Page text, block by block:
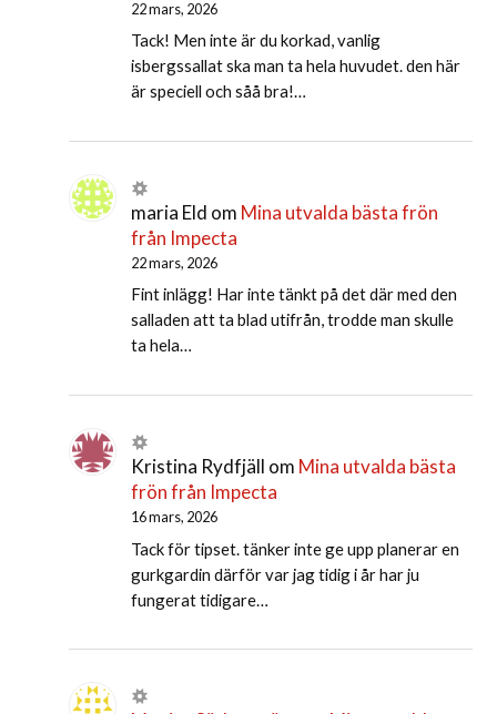
22 mars, 2026
Tack! Men inte är du korkad, vanlig
isbergssallat ska man ta hela huvudet. den här
är speciell och såå bra!…
maria Eld om Mina utvalda bästa frön
från Impecta
22 mars, 2026
Fint inlägg! Har inte tänkt på det där med den
salladen att ta blad utifrån, trodde man skulle
ta hela…
Kristina Rydfjäll om Mina utvalda bästa
frön från Impecta
16 mars, 2026
Tack för tipset. tänker inte ge upp planerar en
gurkgardin därför var jag tidig i år har ju
fungerat tidigare…